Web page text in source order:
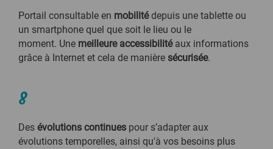
Portail consultable en mobilitédepuis une tablette ou
un smartphone quel que soit le lieu ou le
moment. Une meilleure accessibilitéaux informations
grâce à Internet et cela de manière sécurisée.
8
Des évolutions continues pour s’adapter aux
évolutions temporelles, ainsi qu'à vos besoins plus